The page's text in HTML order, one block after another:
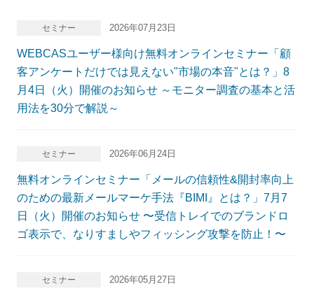
セミナー 2026年07月23日
WEBCASユーザー様向け無料オンラインセミナー「顧
客アンケートだけでは見えない"市場の本音"とは？」8
月4日（火）開催のお知らせ ～モニター調査の基本と活
用法を30分で解説～
セミナー 2026年06月24日
無料オンラインセミナー「メールの信頼性&開封率向上
のための最新メールマーケ手法『BIMI』とは？」7月7
日（火）開催のお知らせ 〜受信トレイでのブランドロ
ゴ表示で、なりすましやフィッシング攻撃を防止！〜
セミナー 2026年05月27日